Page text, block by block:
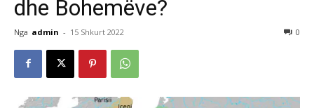
dhe Bohemëve?
Nga admin - 15 Shkurt 2022 0